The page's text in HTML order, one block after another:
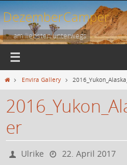
Zum
Inhalt
springen
DezemberCamper
... am liebsten unterwegs
StartEnvira Gallery
er
Ulrike 22. April 2017